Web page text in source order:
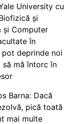
University cu
și
și Computer
în
deprinde noi
să mă întorc în
Barna: Dacă
pică toată
mai multe